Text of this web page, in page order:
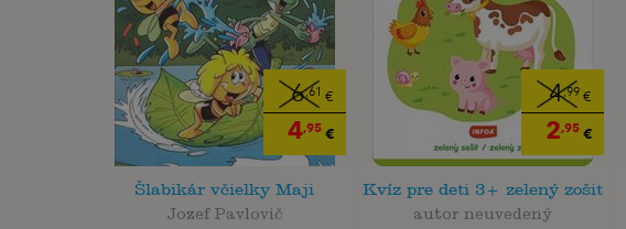
6,61 €
4,95 €
Šlabikár včielky Maji
Jozef Pavlovič
4,99 €
2,95 €
Kvíz pre deti 3+ zelený zošit
autor neuvedený